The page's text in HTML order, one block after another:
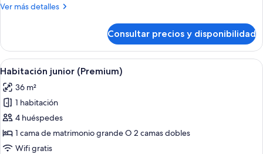
Ver más detalles
Más
junior
(Premium)
Consultar precios y disponibilidad
Abrir
todas
las
fotos
de
Habitación
junior
Una habitación de hotel moderna
9
Habitación junior (Premium)
36 m²
1 habitación
4 huéspedes
1 cama de matrimonio grande O 2 camas dobles
Wifi gratis